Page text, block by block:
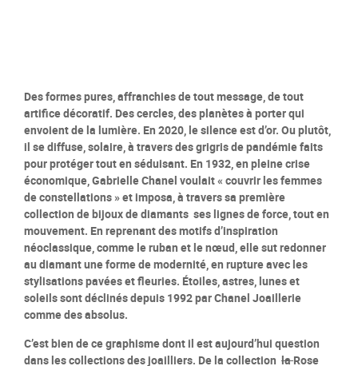
Des formes pures, affranchies de tout message, de tout
artifice décoratif. Des cercles, des planètes à porter qui
envoient de la lumière. En 2020, le silence est d’or. Ou plutôt,
il se diffuse, solaire, à travers des grigris de pandémie faits
pour protéger tout en séduisant. En 1932, en pleine crise
économique, Gabrielle Chanel voulait « couvrir les femmes
de constellations » et imposa, à travers sa première
collection de bijoux de diamants ses lignes de force, tout en
mouvement. En reprenant des motifs d’inspiration
néoclassique, comme le ruban et le nœud, elle sut redonner
au diamant une forme de modernité, en rupture avec les
stylisations pavées et fleuries. Étoiles, astres, lunes et
soleils sont déclinés depuis 1992 par Chanel Joaillerie
comme des absolus.
C’est bien de ce graphisme dont il est aujourd’hui question
dans les collections des joailliers. De la collection laRose